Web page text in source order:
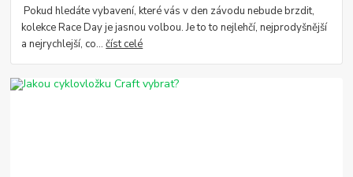
Pokud hledáte vybavení, které vás v den závodu nebude brzdit,
kolekce Race Day je jasnou volbou. Je to to nejlehčí, nejprodyšnější
a nejrychlejší, co...číst celé